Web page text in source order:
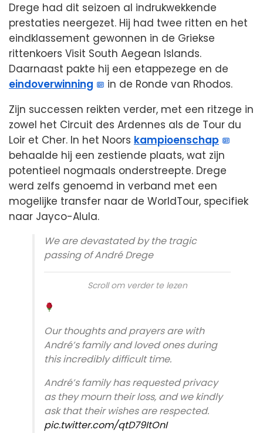
Drege had dit seizoen al indrukwekkende
prestaties neergezet. Hij had twee ritten en het
eindklassement gewonnen in de Griekse
rittenkoers Visit South Aegean Islands.
Daarnaast pakte hij een etappezege en de
eindoverwinning
in de Ronde van Rhodos.
Zijn successen reikten verder, met een ritzege in
zowel het Circuit des Ardennes als de Tour du
Loir et Cher. In het Noors kampioenschap
behaalde hij een zestiende plaats, wat zijn
potentieel nogmaals onderstreepte. Drege
werd zelfs genoemd in verband met een
mogelijke transfer naar de WorldTour, specifiek
naar Jayco-Alula.
We are devastated by the tragic
passing of André Drege
Scroll om verder te lezen
Our thoughts and prayers are with
André’s family and loved ones during
this incredibly difficult time.
André’s family has requested privacy
as they mourn their loss, and we kindly
ask that their wishes are respected.
pic.twitter.com/qtD79ItOnI